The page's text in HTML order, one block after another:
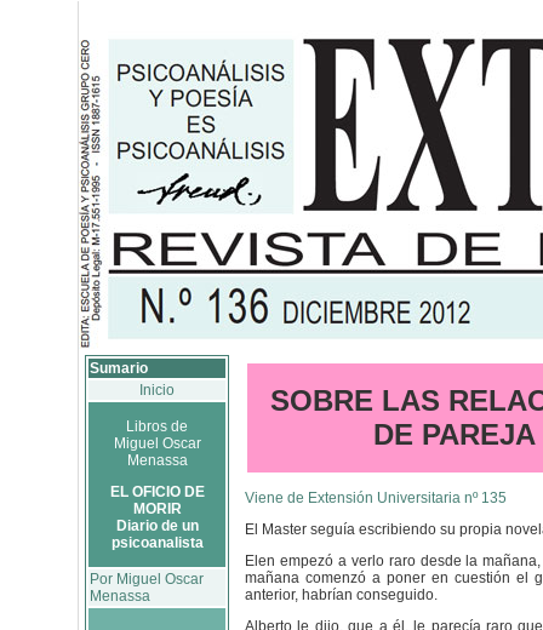
Sumario
Inicio
Libros de
Miguel Oscar
Menassa
EL OFICIO DE
MORIR
Diario de un
psicoanalista
Por Miguel Oscar
Menassa
SOBRE LAS
DE PAREJA
Viene de Extensión Universitaria nº 135
El Master seguía escribiendo su propia
Elen empezó a verlo raro desde la
mañana comenzó a poner en cuestión el
anterior, habrían conseguido.
Alberto le dijo, que a él, le parecía raro